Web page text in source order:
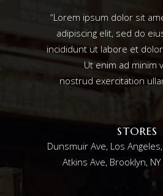
“Lorem ipsum dolor sit
adipiscing elit, sed do
incididunt ut labore et
Ut enim ad minim
nostrud exercitation
STORES
Dunsmuir Ave, Los
Atkins Ave, Brooklyn,